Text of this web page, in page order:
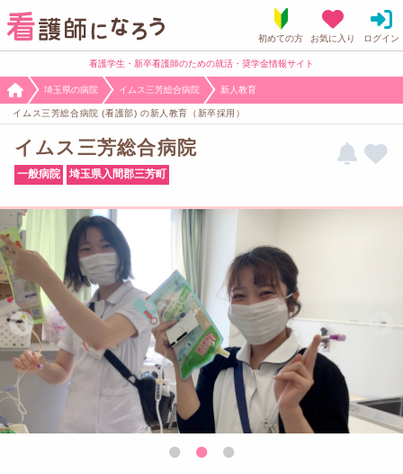
看護学生・新卒看護師のための就活・奨学金情報サイト
埼玉県の病院 イムス三芳総合病院 新人教育
イムス三芳総合病院 (看護部) の新人教育（新卒採用）
イムス三芳総合病院
一般病院 埼玉県入間郡三芳町